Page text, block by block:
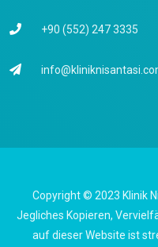
+90 (552) 247 3335
Copyright © 2023 Klinik
Jegliches Kopieren,
auf dieser Website ist